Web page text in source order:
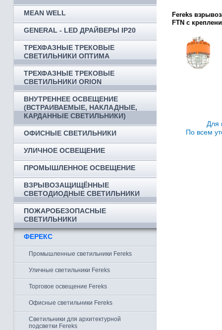
MEAN WELL
GENERAL - LED ДРАЙВЕРЫ IP20
ТРЕХФАЗНЫЕ ТРЕКОВЫЕ
СВЕТИЛЬНИКИ ОПТИМА
ТРЕХФАЗНЫЕ ТРЕКОВЫЕ
СВЕТИЛЬНИКИ ORION
ВНУТРЕННЕЕ ОСВЕЩЕНИЕ
(ВСТРАИВАЕМЫЕ, НАКЛАДНЫЕ,
КАРДАННЫЕ СВЕТИЛЬНИКИ)
ОФИСНЫЕ СВЕТИЛЬНИКИ
УЛИЧНОЕ ОСВЕЩЕНИЕ
ПРОМЫШЛЕННОЕ ОСВЕЩЕНИЕ
ВЗРЫВОЗАЩИЩЁННЫЕ
СВЕТОДИОДНЫЕ СВЕТИЛЬНИКИ
ПОЖАРОБЕЗОПАСНЫЕ
СВЕТИЛЬНИКИ
ФЕРЕКС
Промышленные светильники Fereks
Уличные светильники Fereks
Торговое освещение Fereks
Офисные светильники Fereks
Светильники для архитектурной
подсветки Fereks
Fereks
FTN с
Для
По всем